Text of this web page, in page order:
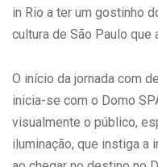
in Rio a ter um gostinho
cultura de São Paulo que
O início da jornada com
inicia-se com o Domo
visualmente o público,
iluminação, que instiga a